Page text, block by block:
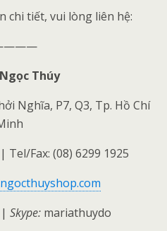
chi tiết, vui lòng liên hệ:
Thúy
Nghĩa, P7, Q3, Tp. Hồ Chí
Tel/Fax: (08) 6299 1925
Skype: mariathuydo